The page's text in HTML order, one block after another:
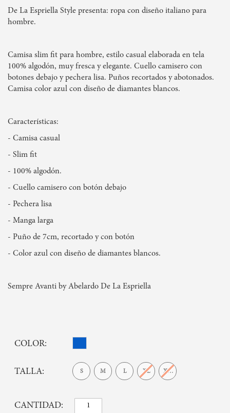
De La Espriella Style presenta: ropa con diseño italiano para
hombre.
Camisa slim fit para hombre, estilo casual elaborada en tela
100% algodón, muy fresca y elegante. Cuello camisero con
botones debajo y pechera lisa. Puños recortados y abotonados.
Camisa color azul con diseño de diamantes blancos.
Características:
- Camisa casual
- Slim fit
- 100% algodón.
- Cuello camisero con botón debajo
- Pechera lisa
- Manga larga
- Puño de 7cm, recortado y con botón
- Color azul con diseño de diamantes blancos.
Sempre Avanti by Abelardo De La Espriella
COLOR
TALLA S M L XL XXL
CANTIDAD